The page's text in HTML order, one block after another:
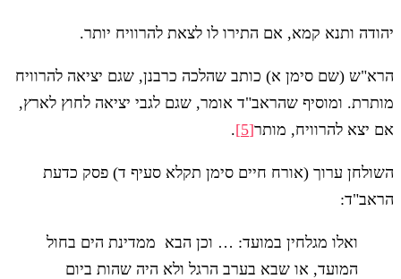
יהודה ותנא קמא, אם התירו לו לצאת להרוויח יותר.
הרא"ש (שם סימן א) כותב שהלכה כרבנן, שגם יציאה להרוויח
מותרת. ומוסיף שהראב"ד אומר, שגם לגבי יציאה לחוץ לארץ,
אם יצא להרוויח, מותר[5]
.
השולחן ערוך (אורח חיים סימן תקלא סעיף ד) פסק כדעת
הראב"ד:
ואלו מגלחין במועד: … וכן הבא ממדינת הים בחול
המועד, או שבא בערב הרגל ולא היה שהות ביום